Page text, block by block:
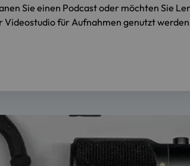
Sie einen Podcast oder möchten Sie
Videostudio für Aufnahmen genutzt